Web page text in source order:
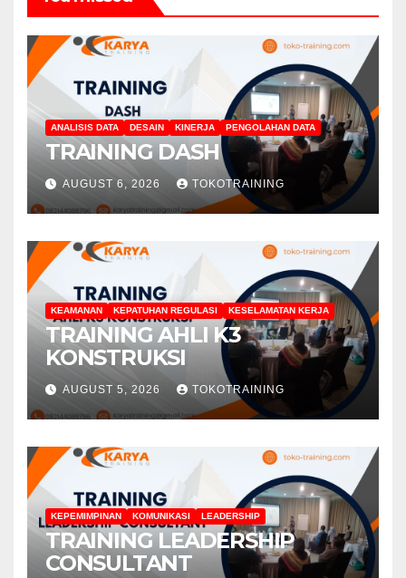
ANALISIS DATA DESAIN KINERJA PENGOLAHAN DATA
TRAINING DASH
AUGUST 6, 2026 TOKOTRAINING
KEAMANAN KEPATUHAN REGULASI KESELAMATAN KERJA
TRAINING AHLI K3
KONSTRUKSI
AUGUST 5, 2026 TOKOTRAINING
KEPEMIMPINAN KOMUNIKASI LEADERSHIP
TRAINING LEADERSHIP
CONSULTANT